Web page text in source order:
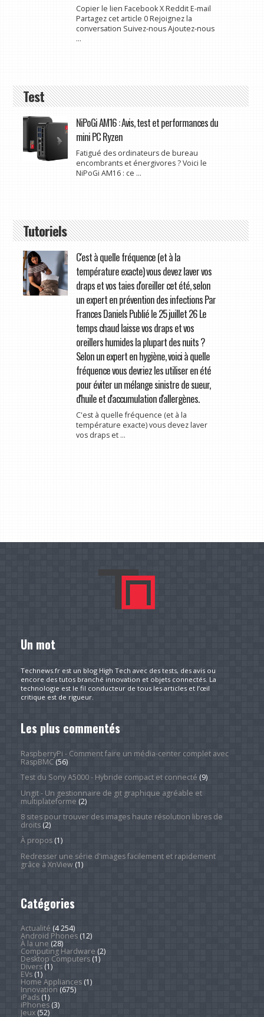
Copier le lien Facebook X Reddit E-mail
Partagez cet article 0 Rejoignez la
conversation Suivez-nous Ajoutez-nous
...
Test
NiPoGi AM16 : Avis, test et performances du
mini PC Ryzen
Fatigué des ordinateurs de bureau
encombrants et énergivores ? Voici le
NiPoGi AM16 : ce ...
Tutoriels
C'est à quelle fréquence (et à la
température exacte) vous devez laver vos
draps et vos taies d'oreiller cet été, selon
un expert en prévention des infections Par
Frances Daniels Publié le 25 juillet 26 Le
temps chaud laisse vos draps et vos
oreillers humides la plupart des nuits ?
Selon un expert en hygiène, voici à quelle
fréquence vous devriez les utiliser en été
pour éviter un mélange sinistre de sueur,
d'huile et d'accumulation d'allergènes.
C'est à quelle fréquence (et à la
température exacte) vous devez laver
vos draps et ...
Un mot
Technews.fr est un blog High Tech avec des tests, des avis ou
encore des tutos branché innovation et objets connectés. La
technologie est le fil conducteur de tous les articles et l’œil
critique est de rigueur.
Les plus commentés
RaspberryPi - Comment faire un média-center complet avec
RaspBMC(56)
Test du Sony A5000 - Hybride compact et connecté (9)
Ungit - Un gestionnaire de git graphique agréable et
multiplateforme (2)
8 sites pour trouver des images haute résolution libres de
droits(2)
À propos(1)
Redresser une série d'images facilement et rapidement
grâce à XnView(1)
Catégories
Actualité (4 254)
Android Phones(12)
À la une (28)
Computing Hardware (2)
Desktop Computers(1)
Divers(1)
EVs(1)
Home Appliances(1)
Innovation (675)
iPads(1)
iPhones(3)
Jeux(52)